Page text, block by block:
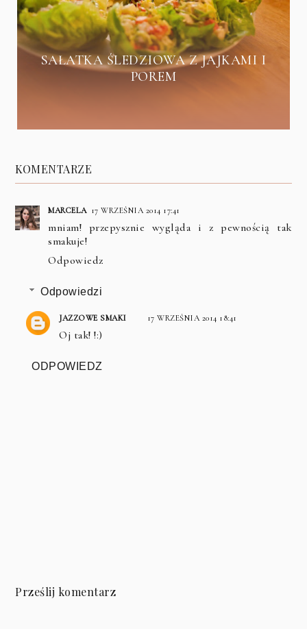
SAŁATKA ŚLEDZIOWA Z JAJKAMI I
POREM
KOMENTARZE
MARCELA 17 WRZEŚNIA 2014 17:41
mniam! przepysznie wygląda i z pewnością tak
smakuje!
Odpowiedz
Odpowiedzi
JAZZOWE SMAKI 17 WRZEŚNIA 2014 18:41
Oj tak! !:)
ODPOWIEDZ
Prześlij komentarz